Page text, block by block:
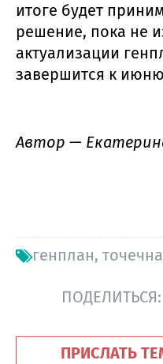
итоге будет
решение, пока не
актуализации
завершится к
Автор —
генплан,
ПОДЕЛИТЬСЯ:
ПРИСЛАТЬ